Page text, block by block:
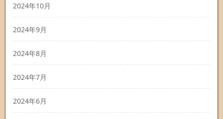
2024年10月
2024年9月
2024年8月
2024年7月
2024年6月